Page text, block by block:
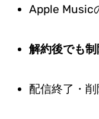
Apple Music
解約後でも
配信終了・